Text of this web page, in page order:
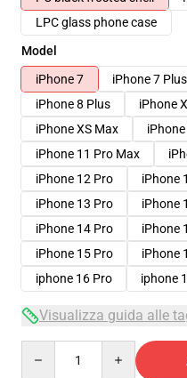
LPC glass phone case
Model
iPhone 7
iPhone 7 Plus
iPhone 8 Plus
iPhone X
iPhone XS Max
iPhone
iPhone 11 Pro Max
iPhone 12 Pro
iPhone
iPhone 13 Pro
iPhone
iPhone 14 Pro
iPhone
iPhone 15 Pro
iPhone
iphone 16 Pro
iphone
Visualizza guida alle